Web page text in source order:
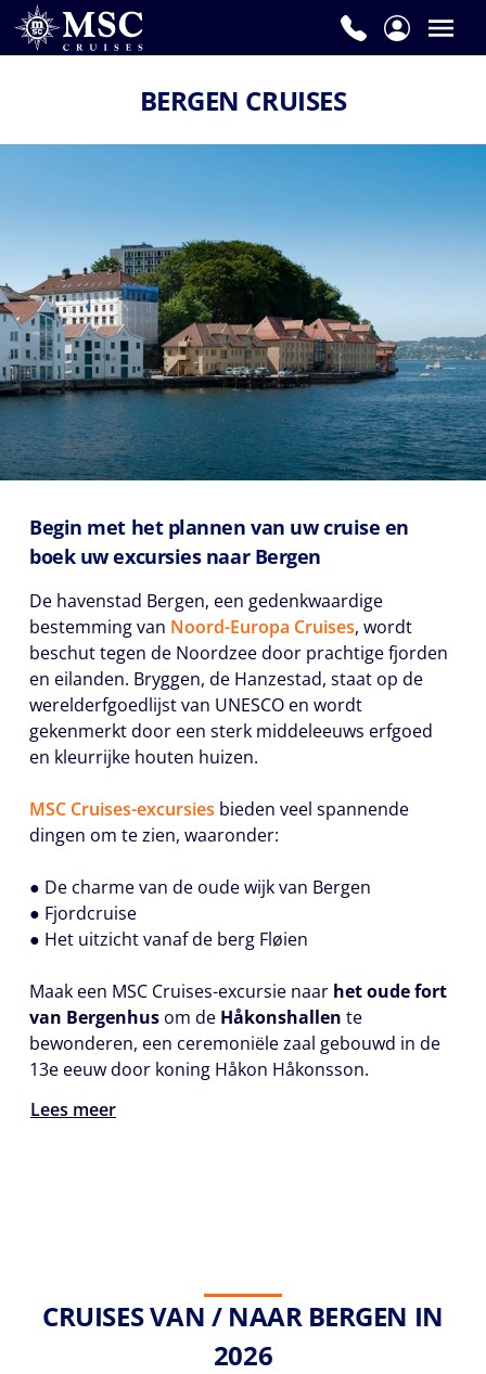
BERGEN CRUISES
Begin met het plannen van uw cruise en
boek uw excursies naar Bergen
De havenstad Bergen, een gedenkwaardige
bestemming van Noord-Europa Cruises, wordt
beschut tegen de Noordzee door prachtige fjorden
en eilanden. Bryggen, de Hanzestad, staat op de
werelderfgoedlijst van UNESCO en wordt
gekenmerkt door een sterk middeleeuws erfgoed
en kleurrijke houten huizen.
MSC Cruises-excursies bieden veel spannende
dingen om te zien, waaronder:
● De charme van de oude wijk van Bergen
● Fjordcruise
● Het uitzicht vanaf de berg Fløien
Maak een MSC Cruises-excursie naar het oude fort
van Bergenhus om de Håkonshallen te
bewonderen, een ceremoniële zaal gebouwd in de
13e eeuw door koning Håkon Håkonsson.
Lees meer
CRUISES VAN / NAAR BERGEN IN
2026